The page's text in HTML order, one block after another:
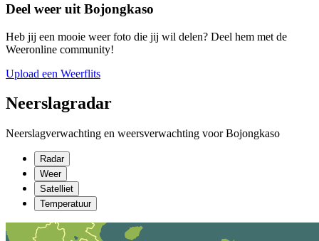
Deel weer uit Bojongkaso
Heb jij een mooie weer foto die jij wil delen? Deel hem met de
Weeronline community!
Upload een Weerflits
Neerslagradar
Neerslagverwachting en weersverwachting voor Bojongkaso
Radar
Weer
Satelliet
Temperatuur